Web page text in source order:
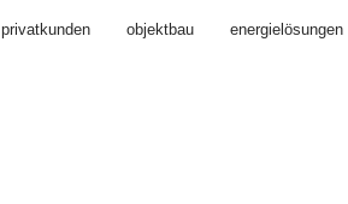
privatkunden objektbau
energielösungen